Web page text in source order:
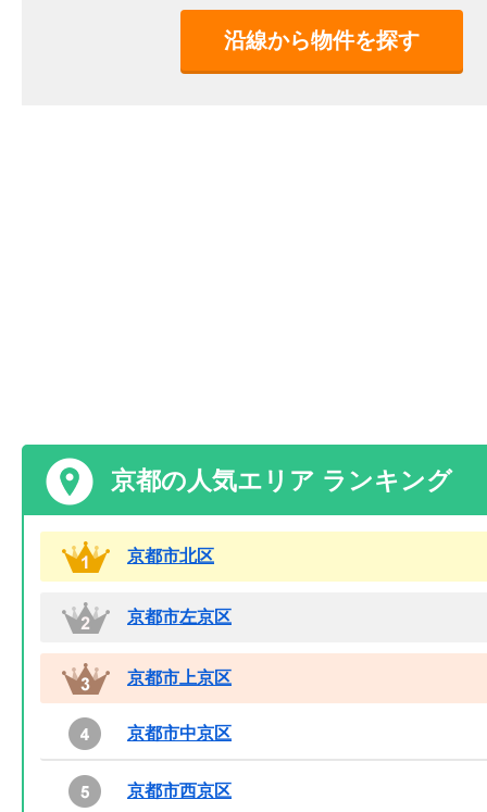
沿線から物件を探す
京都の人気エリア ランキング
京都市北区
京都市左京区
京都市上京区
京都市中京区
京都市西京区